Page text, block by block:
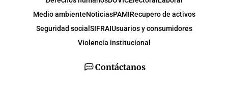
Contáctanos
Medio ambienteNoticiasPAMIRecupero de activos
Seguridad social SIFRAIUsuarios y consumidores
Violencia institucional